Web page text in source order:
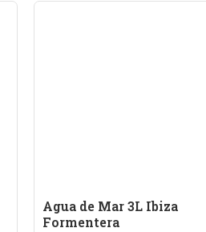
Agua de Mar 3L Ibiza
Formentera